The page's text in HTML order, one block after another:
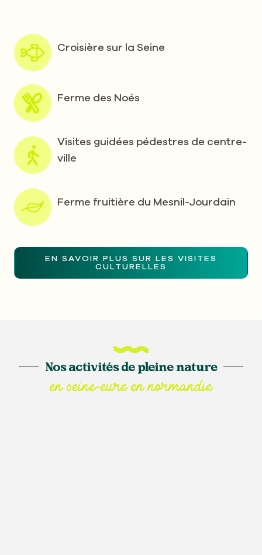
Croisière sur la Seine
Ferme des Noés
Visites guidées pédestres de centre-
ville
Ferme fruitière du Mesnil-Jourdain
EN SAVOIR PLUS SUR LES VISITES
CULTURELLES
Nos activités de pleine nature
en seine-eure en normandie